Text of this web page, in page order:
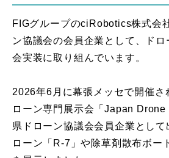
FIGグループのciRobotics株式会
ン協議会の会員企業として、ド
会実装に取り組んでいます。
2026年6月に幕張メッセで開催さ
ローン専門展示会「Japan
県ドローン協議会会員企業として
ローン「R-7」や除草剤散布ボー